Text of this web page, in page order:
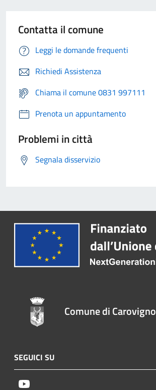
Contatta il comune
Leggi le domande frequenti
Richiedi Assistenza
Chiama il comune 0831 997111
Prenota un appuntamento
Problemi in città
Segnala disservizio
Comune di Carovigno
SEGUICI SU